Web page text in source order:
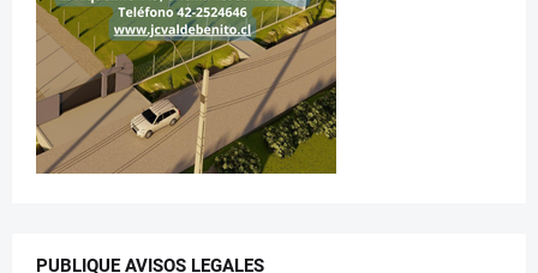
PUBLIQUE AVISOS LEGALES